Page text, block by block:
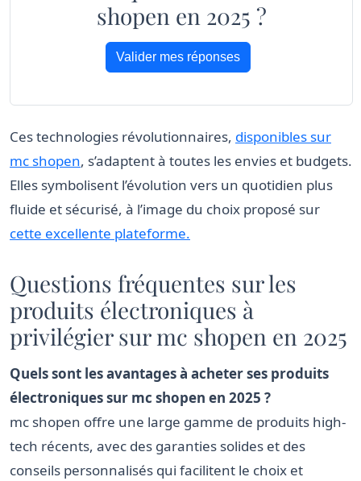
shopen en 2025 ?
Valider mes réponses
Ces technologies révolutionnaires, disponibles sur
mc shopen, s’adaptent à toutes les envies et budgets.
Elles symbolisent l’évolution vers un quotidien plus
fluide et sécurisé, à l’image du choix proposé sur
cette excellente plateforme.
Questions fréquentes sur les
produits électroniques à
privilégier sur mc shopen en 2025
Quels sont les avantages à acheter ses produits
électroniques sur mc shopen en 2025 ?
mc shopen offre une large gamme de produits high-
tech récents, avec des garanties solides et des
conseils personnalisés qui facilitent le choix et